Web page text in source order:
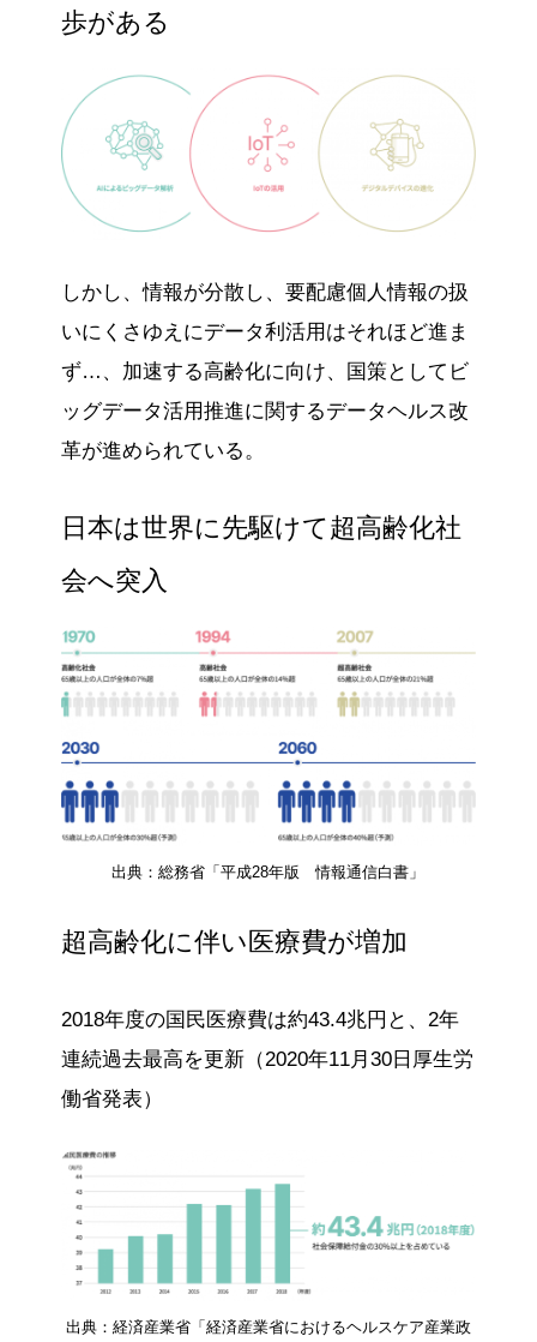
歩がある
しかし、情報が分散し、要配慮個人情報の扱
いにくさゆえにデータ利活用はそれほど進ま
ず…、加速する高齢化に向け、国策としてビ
ッグデータ活用推進に関するデータヘルス改
革が進められている。
日本は世界に先駆けて超高齢化社
会へ突入
出典：総務省「平成28年版 情報通信白書」
超高齢化に伴い医療費が増加
2018年度の国民医療費は約43.4兆円と、2年
連続過去最高を更新（2020年11月30日厚生労
働省発表）
出典：経済産業省「経済産業省におけるヘルスケア産業政